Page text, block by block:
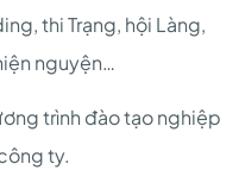
thi Trạng, hội Làng,
nguyện…
trình đào tạo nghiệp
ty.